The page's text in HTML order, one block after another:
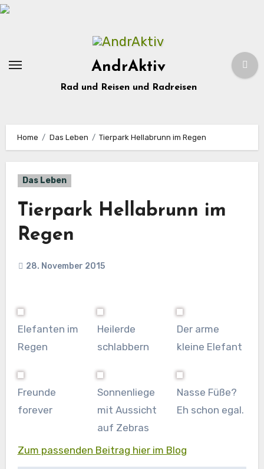
Zum
AndrAktiv
Rad und Reisen und Radreisen
Home Das Leben Tierpark Hellabrunn im Regen
Das Leben
Tierpark Hellabrunn im
Regen
28. November 2015
Elefanten im
Regen
Heilerde
schlabbern
Der arme
kleine Elefant
Freunde
forever
Sonnenliege
mit Aussicht
auf Zebras
Nasse Füße?
Eh schon egal.
Zum passenden Beitrag hier im Blog